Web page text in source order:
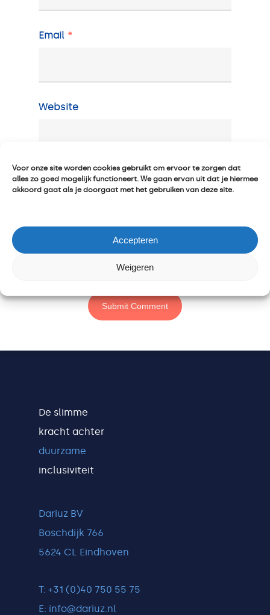
Voor onze site worden cookies gebruikt om ervoor te zorgen dat
alles zo goed mogelijk functioneert. We gaan ervan uit dat je hiermee
akkoord gaat als je doorgaat met het gebruiken van deze site.
Accepteren
Weigeren
Email *
Website
wanneer ik een reactie plaats.
De slimme
kracht achter
duurzame
inclusiviteit
Dariuz BV
Boschdijk 766
5624 CL Eindhoven
T: +31 (0)40 750 55 75
E: info@dariuz.nl